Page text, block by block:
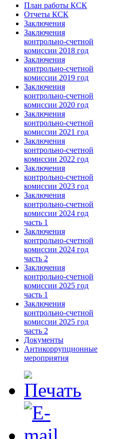
План работы КСК
Отчеты КСК
Заключения
Заключения
контрольно-счетной
комиссии 2018 год
Заключения
контрольно-счетной
комиссии 2019 год
Заключения
контрольно-счетной
комиссии 2020 год
Заключения
контрольно-счетной
комиссии 2021 год
Заключения
контрольно-счетной
комиссии 2022 год
Заключения
контрольно-счетной
комиссии 2023 год
Заключения
контрольно-счетной
комиссии 2024 год
часть 1
Заключения
контрольно-счетной
комиссии 2024 год
часть 2
Заключения
контрольно-счетной
комиссии 2025 год
часть 1
Заключения
контрольно-счетной
комиссии 2025 год
часть 2
Документы
Антикоррупционные
мероприятия